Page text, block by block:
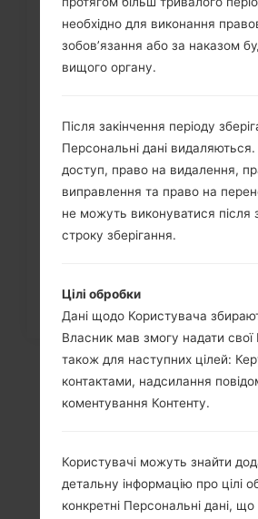
Як видалити усі дані
через меню на LG
необхідно для виконання
зобов’язання або за наказом
вищого органу.
Після закінчення періоду
Персональні дані
доступ, право на видалення,
виправлення та право на
не можуть виконуватися після
строку зберігання.
Цілі обробки
Дані щодо Користувача
Власник мав змогу надати свої
також для наступних цілей:
контактами, надсилання
коментування Контенту.
Користувачі можуть знайти
детальну інформацію про цілі
конкретні Персональні дані, що